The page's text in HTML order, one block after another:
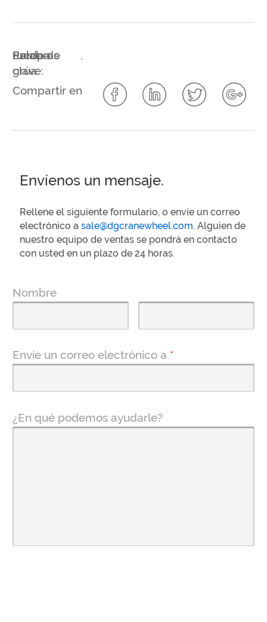
Palabras
clave:
rueda de
grúa
,
Europa
Compartir en
Envíenos un mensaje.
Rellene el siguiente formulario, o envíe un correo
electrónico asale@dgcranewheel.com. Alguien de
nuestro equipo de ventas se pondrá en contacto
con usted en un plazo de 24 horas.
Nombre
Envíe un correo electrónico a *
¿En qué podemos ayudarle?